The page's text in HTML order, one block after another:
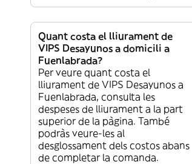
Quant costa el lliurament de
VIPS Desayunos a domicili a
Fuenlabrada?
Per veure quant costa el
lliurament de VIPS Desayunos a
Fuenlabrada, consulta les
despeses de lliurament a la part
superior de la pàgina. També
podràs veure-les al
desglossament dels costos abans
de completar la comanda.